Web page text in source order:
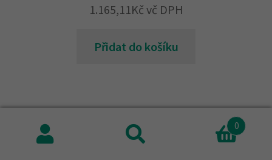
1.165,11Kč vč DPH
Přidat do košíku
Hledat:
Hledat
0